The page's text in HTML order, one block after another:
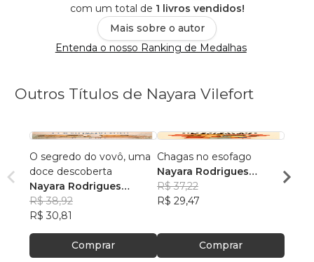
com um total de 1 livros vendidos!
Mais sobre o autor
Entenda o nosso Ranking de Medalhas
Outros Títulos de Nayara Vilefort
O segredo do vovô, uma
doce descoberta
Nayara Rodrigues
Vilefort da Silva
R$ 38,92
R$ 30,81
Comprar
Chagas no esofago
Nayara Rodrigues
Vilefort da Silva
R$ 37,22
R$ 29,47
Comprar
R$